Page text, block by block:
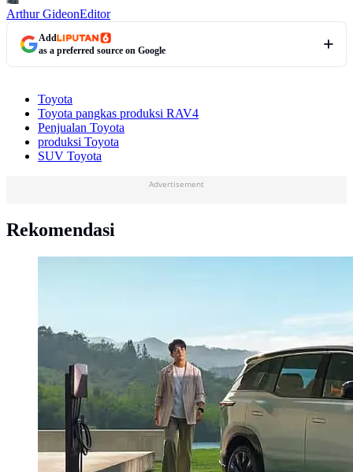
Arthur GideonEditor
Add
as a preferred source on Google
Toyota
Toyota pangkas produksi RAV4
Penjualan Toyota
produksi Toyota
SUV Toyota
Advertisement
Rekomendasi